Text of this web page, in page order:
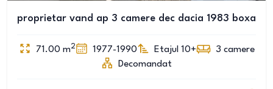
proprietar vand ap 3 camere dec dacia 1983 boxa
71.00 m2 1977-1990 Etajul 10+ 3 camere
Decomandat